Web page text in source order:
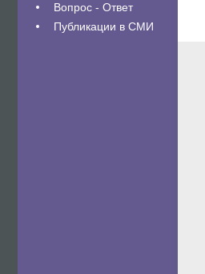
Вопрос - Ответ
Публикации в СМИ